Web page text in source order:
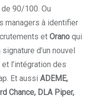
90/100. Ou
managers à identifier
et Orano qui
d’un nouvel
l’intégration des
Et aussi ADEME,
Chance, DLA Piper,